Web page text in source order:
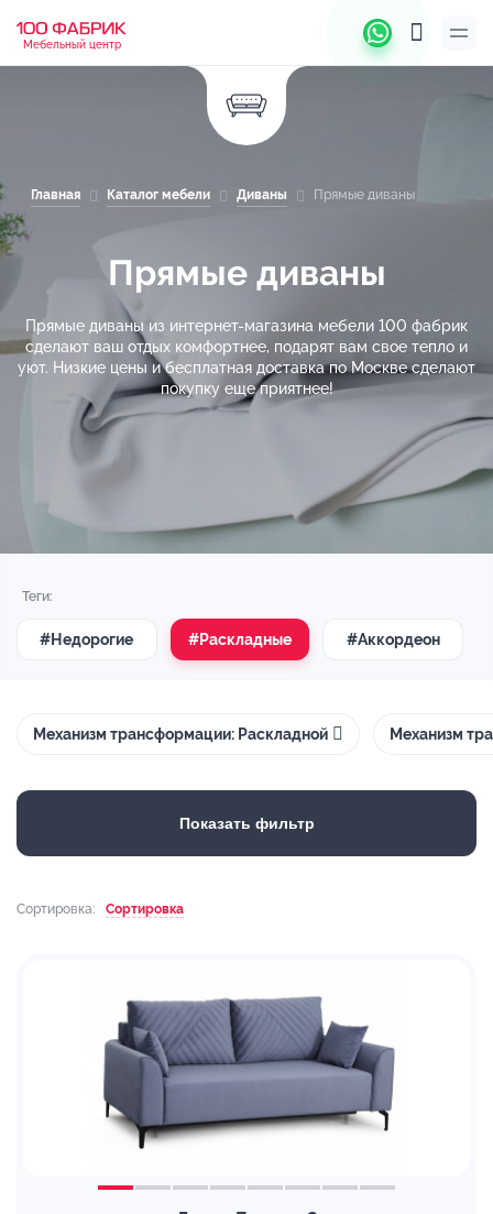
Мебельный центр
Главная Каталог мебели Диваны Прямые диваны
Прямые диваны
Прямые диваны из интернет-магазина мебели 100 фабрик
сделают ваш отдых комфортнее, подарят вам свое тепло и
уют. Низкие цены и бесплатная доставка по Москве сделают
покупку еще приятнее!
Теги:
#Недорогие #Раскладные #Аккордеон
Механизм трансформации: Раскладной Механизм
Показать фильтр
Сортировка: Сортировка